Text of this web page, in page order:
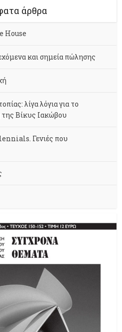
άρθρα
House
και σημεία πώλησης
λίγα λόγια για το
της Βίκυς Ιακώβου
Γενιές που